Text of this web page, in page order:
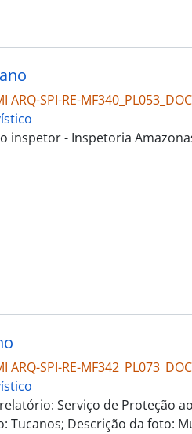
ARQ-SPI-RE-
inspetor - Inspetoria
ARQ-SPI-RE-
Serviço de Proteção
Tucanos; Descrição da foto: